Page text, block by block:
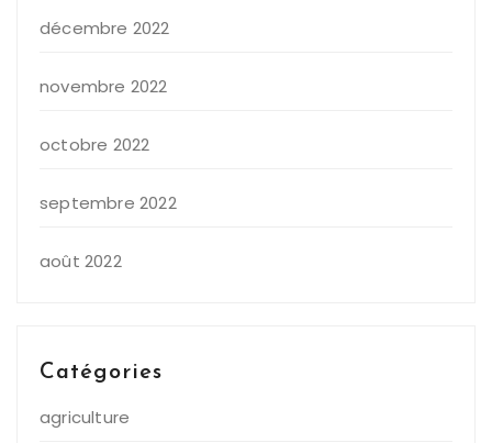
décembre 2022
novembre 2022
octobre 2022
septembre 2022
août 2022
Catégories
agriculture